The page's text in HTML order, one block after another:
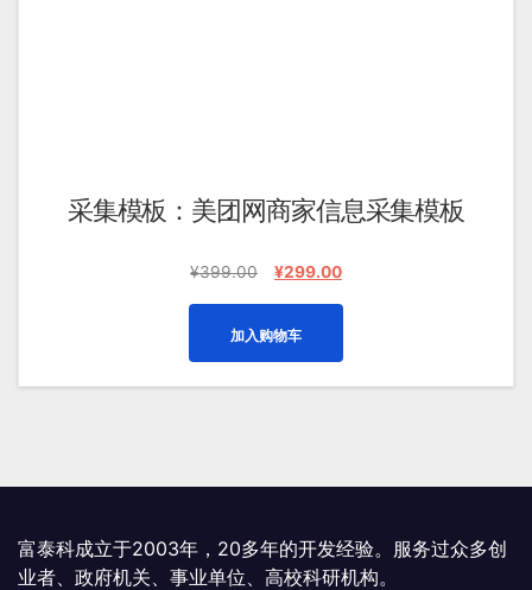
采集模板：美团网商家信息采集模板
¥399.00
原
¥399.00。
¥299.00当
为：
¥299.00。
加入购物车
富泰科成立于2003年，20多年的开发经验。服务过众多创
业者、政府机关、事业单位、高校科研机构。